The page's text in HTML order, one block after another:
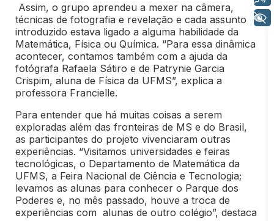
Assim, o grupo aprendeu a mexer na câmera,
técnicas de fotografia e revelação e cada assunto
introduzido estava ligado a alguma habilidade da
Matemática, Física ou Química. “Para essa dinâmica
acontecer, contamos também com a ajuda da
fotógrafa Rafaela Sátiro e de Patrynie Garcia
Crispim, aluna de Física da UFMS”, explica a
professora Francielle.
Para entender que há muitas coisas a serem
exploradas além das fronteiras de MS e do Brasil,
as participantes do projeto vivenciaram outras
experiências. “Visitamos universidades e feiras
tecnológicas, o Departamento de Matemática da
UFMS, a Feira Nacional de Ciência e Tecnologia;
levamos as alunas para conhecer o Parque dos
Poderes e, no mês passado, houve a troca de
experiências com alunas de outro colégio”, destaca
+ Acessibilidade